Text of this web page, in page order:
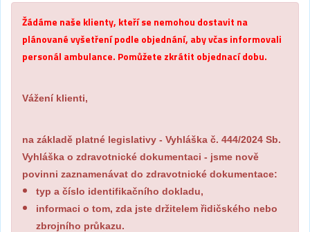
Žádáme naše klienty, kteří se nemohou dostavit na
plánované vyšetření podle objednání, aby včas informovali
personál ambulance. Pomůžete zkrátit objednací dobu.
Vážení klienti,
na základě platné legislativy - Vyhláška č. 444/2024 Sb.
Vyhláška o zdravotnické dokumentaci - jsme nově
povinni zaznamenávat do zdravotnické dokumentace:
typ a číslo identifikačního dokladu,
informaci o tom, zda jste držitelem řidičského nebo
zbrojního průkazu.